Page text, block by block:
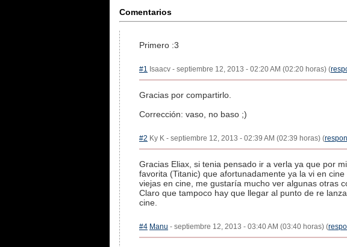
Comentarios
Primero :3
#1 Isaacv - septiembre 12, 2013 - 02:20 AM (02:20 horas) (
Gracias por compartirlo.
Corrección: vaso, no baso ;)
#2 Ky K - septiembre 12, 2013 - 02:39 AM (02:39 horas) (
Gracias Eliax, si tenia pensado ir a verla ya que por
favorita (Titanic) que afortunadamente ya la vi en
viejas en cine, me gustaría mucho ver algunas otras
Claro que tampoco hay que llegar al punto de re
cine.
#4 Manu - septiembre 12, 2013 - 03:40 AM (03:40 horas) (